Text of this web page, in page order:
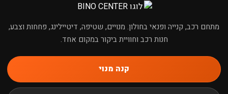
מחפשים מוצר לרכב?
חיפוש
מתחם רכב, קנייה ופנאי בחולון. מנויים, שטיפה, דיטיילינג, פחחות וצבע,
חנות רכב וחוויית ביקור במקום אחד.
קנה מנוי